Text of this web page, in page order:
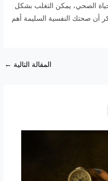
الصحي، يمكن التغلب بشكل
أن صحتك النفسية السليمة أهم
المقالة التالية ←